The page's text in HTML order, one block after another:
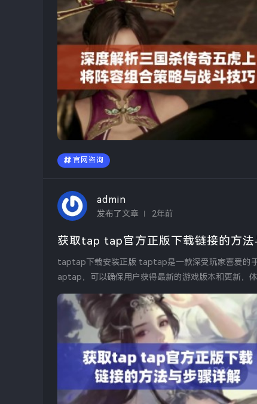
官网咨询
admin
发布了文章 2年前
获取tap tap官方正版下载链接的方法
taptap下载安装正版 taptap是一款深受玩家喜爱的手机版游戏下载平台，提供丰富多样的游戏资源。下载安装正版的t
aptap，可以确保用户获得最新的游戏版本和更新，